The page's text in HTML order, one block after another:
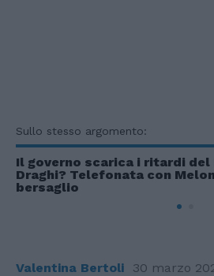
Sullo stesso argomento:
Il governo scarica i ritardi del
Draghi? Telefonata con
bersaglio
Valentina Bertoli 30 marzo